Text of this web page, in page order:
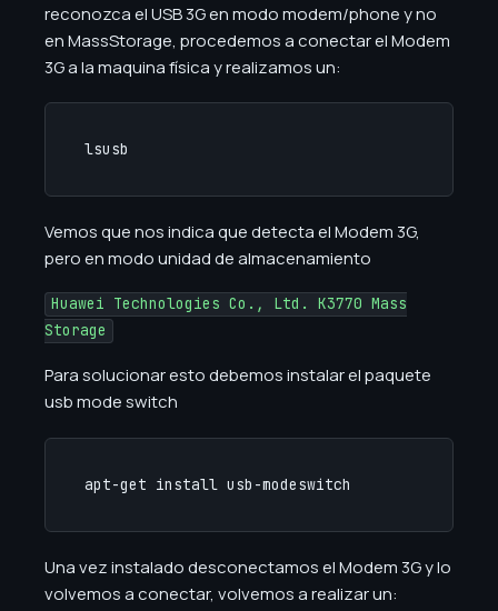
reconozca el USB 3G en modo modem/phone y no
en MassStorage, procedemos a conectar el Modem
3G a la maquina física y realizamos un:
lsusb
Vemos que nos indica que detecta el Modem 3G,
pero en modo unidad de almacenamiento
Huawei Technologies Co., Ltd. K3770 Mass
Storage
Para solucionar esto debemos instalar el paquete
usb mode switch
apt-get install usb-modeswitch
Una vez instalado desconectamos el Modem 3G y lo
volvemos a conectar, volvemos a realizar un: